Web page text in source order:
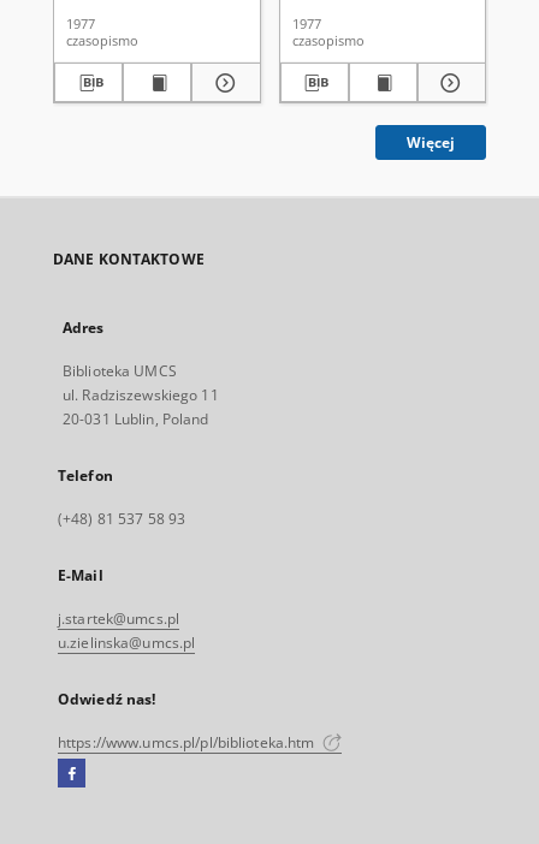
1977
czasopismo
1977
czasopismo
Więcej
DANE KONTAKTOWE
Adres
Biblioteka UMCS
ul. Radziszewskiego 11
20-031 Lublin, Poland
Telefon
(+48) 81 537 58 93
E-Mail
j.startek@umcs.pl
u.zielinska@umcs.pl
Odwiedź nas!
https://www.umcs.pl/pl/biblioteka.htm
Facebook